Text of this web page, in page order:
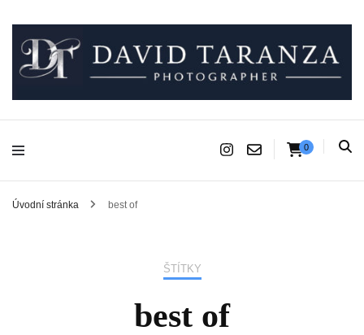
David Taranza
Fotograf pro chvíle, na kterých záleží.
0
Úvodní stránka best of
ŠTÍTKY
best of